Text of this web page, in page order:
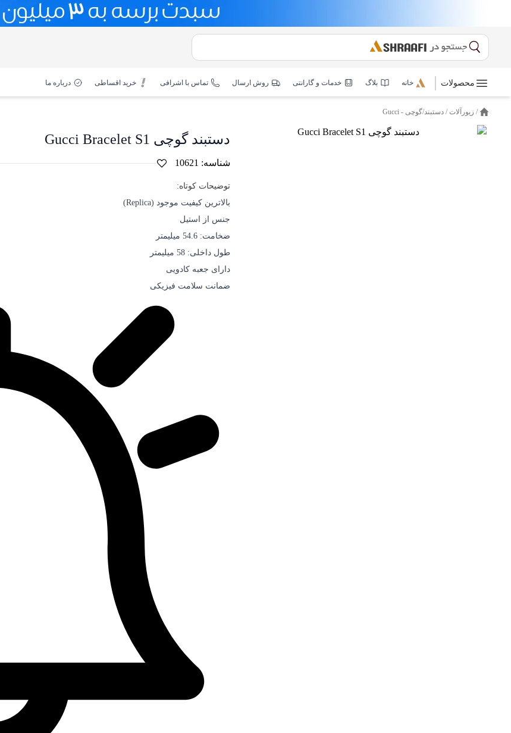
محصولات خانه بلاگ خدمات و گارانتی روش ارسال تماس با اشرافی خرید اقساطی درباره ما
/ زیورآلات/ دستبند/گوچی - Gucci
دستبند گوچی Gucci Bracelet S1
شناسه: 10621
توضیحات کوتاه:
بالاترین کیفیت موجود (Replica)
جنس از استیل
ضخامت: 54.6 میلیمتر
طول داخلی: 58 میلیمتر
دارای جعبه کادویی
ضمانت سلامت فیزیکی